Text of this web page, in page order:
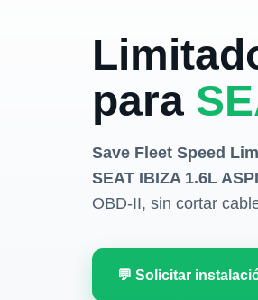
para
Save Fleet Speed
SEAT IBIZA 1.6L
OBD-II, sin cortar
💬 Solicitar